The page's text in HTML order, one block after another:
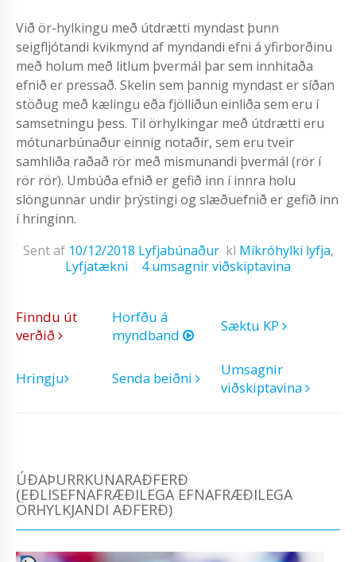
Við ör-hylkingu með útdrætti myndast þunn
seigfljótandi kvikmynd af myndandi efni á yfirborðinu
með holum með litlum þvermál þar sem innhitaða
efnið er pressað. Skelin sem þannig myndast er síðan
stöðug með kælingu eða fjölliðun einliða sem eru í
samsetningu þess. Til örhylkingar með útdrætti eru
mótunarbúnaður einnig notaðir, sem eru tveir
samhliða raðað rör með mismunandi þvermál (rör í
rör rör). Umbúða efnið er gefið inn í innra holu
slöngunnar undir þrýstingi og slæðuefnið er gefið inn
í hringinn.
Sent af 10/12/2018 Lyfjabúnaður kl Míkróhylki lyfja,
Lyfjatækni
4 umsagnir viðskiptavina
Finndu út
verðið
Horfðu á
myndband
Sæktu KP
Hringju Senda beiðni
Umsagnir
viðskiptavina
ÚÐAÞURRKUNARAÐFERÐ
(EÐLISEFNAFRÆÐILEGA EFNAFRÆÐILEGA
ÖRHYLKJANDI AÐFERÐ)